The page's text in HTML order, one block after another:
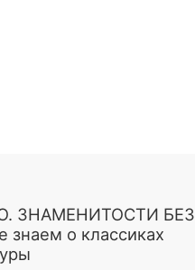
ЗНАМЕНИТОСТИ БЕЗ
о классиках